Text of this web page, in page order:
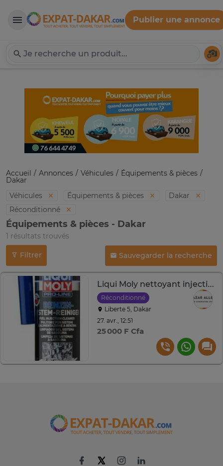
Expat-Dakar
Publier une annonce
Accueil Annonces Véhicules Équipements & pièces
Dakar
Véhicules
Équipements & pièces
Dakar
Réconditionné
Équipements & pièces - Dakar
1 résultats trouvés
Filtrer Sauvegarder la recherche
Liqui Moly nettoyant injection essence 300 ml
Réconditionné
Liberte 5, Dakar
27. avr., 12:51
25 000 F Cfa